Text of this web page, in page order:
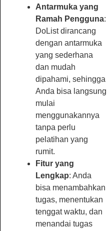
Antarmuka yang
Ramah Pengguna:
DoList dirancang
dengan antarmuka
yang sederhana
dan mudah
dipahami, sehingga
Anda bisa langsung
mulai
menggunakannya
tanpa perlu
pelatihan yang
rumit.
Fitur yang
Lengkap: Anda
bisa menambahkan
tugas, menentukan
tenggat waktu, dan
menandai tugas